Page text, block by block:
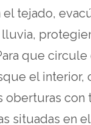
el tejado,
que circule
el interior,
oberturas con
situadas en